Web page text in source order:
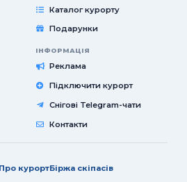
Каталог курорту
Подарунки
ІНФОРМАЦІЯ
Реклама
Підключити курорт
Снігові Telegram-чати
Контакти
Про курортБіржа скіпасів